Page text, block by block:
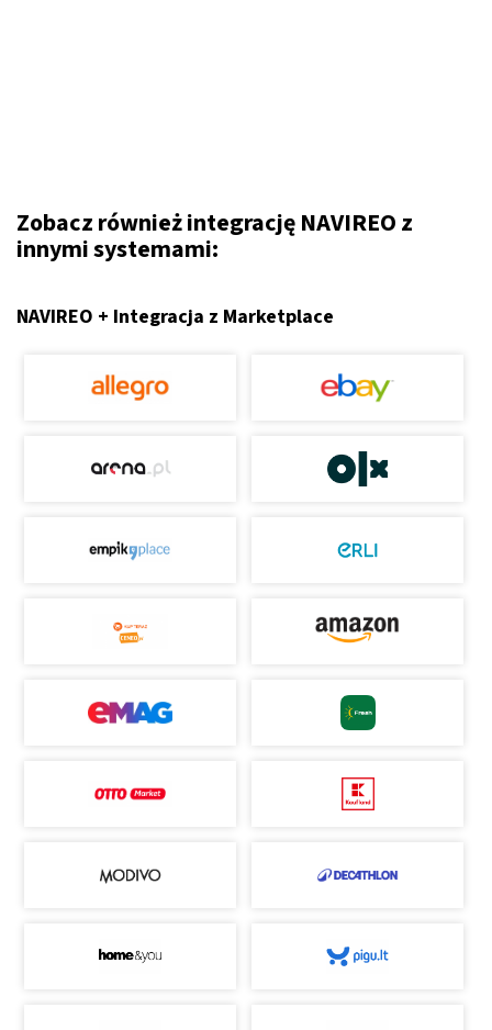
Zobacz również integrację NAVIREO z
innymi systemami:
NAVIREO + Integracja z Marketplace